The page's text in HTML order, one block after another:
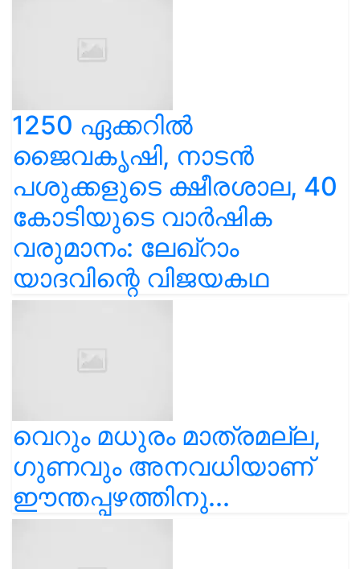
1250 ഏക്കറിൽ
ജൈവകൃഷി, നാടൻ
പശുക്കളുടെ ക്ഷീരശാല, 40
കോടിയുടെ വാർഷിക
വരുമാനം: ലേഖ്‌റാം
യാദവിന്റെ വിജയകഥ
വെറും മധുരം മാത്രമല്ല,
ഗുണവും അനവധിയാണ്
ഈന്തപ്പഴത്തിനു...